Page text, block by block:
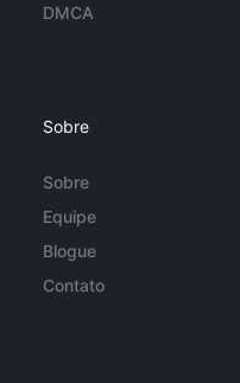
DMCA
Sobre
Sobre
Equipe
Blogue
Contato